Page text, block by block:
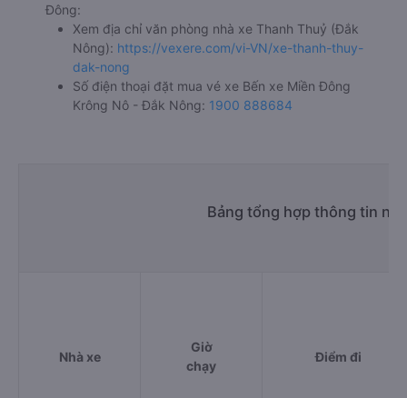
Đông:
Xem địa chỉ văn phòng nhà xe Thanh Thuỷ (Đắk
Nông): https://vexere.com/vi-VN/xe-thanh-thuy-
dak-nong
Số điện thoại đặt mua vé xe Bến xe Miền Đông
Krông Nô - Đắk Nông: 1900 888684
Bảng tổng hợp thông tin
Nhà xe
Giờ
chạy
Điểm đi